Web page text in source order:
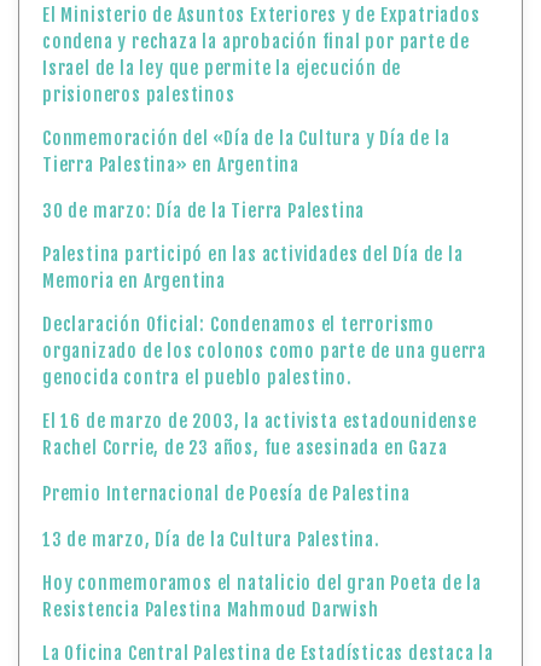
El Ministerio de Asuntos Exteriores y de Expatriados
condena y rechaza la aprobación final por parte de
Israel de la ley que permite la ejecución de
prisioneros palestinos
Conmemoración del «Día de la Cultura y Día de la
Tierra Palestina» en Argentina
30 de marzo: Día de la Tierra Palestina
Palestina participó en las actividades del Día de la
Memoria en Argentina
Declaración Oficial: Condenamos el terrorismo
organizado de los colonos como parte de una guerra
genocida contra el pueblo palestino.
El 16 de marzo de 2003, la activista estadounidense
Rachel Corrie, de 23 años, fue asesinada en Gaza
Premio Internacional de Poesía de Palestina
13 de marzo, Día de la Cultura Palestina.
Hoy conmemoramos el natalicio del gran Poeta de la
Resistencia Palestina Mahmoud Darwish
La Oficina Central Palestina de Estadísticas destaca la